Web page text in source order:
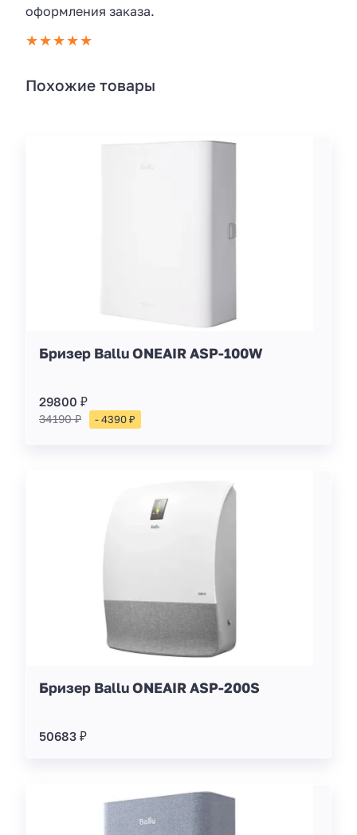
оформления заказа.
Похожие товары
Бризер Ballu ONEAIR ASP-100W
29800 ₽
34190 ₽ - 4390 ₽
Бризер Ballu ONEAIR ASP-200S
50683 ₽